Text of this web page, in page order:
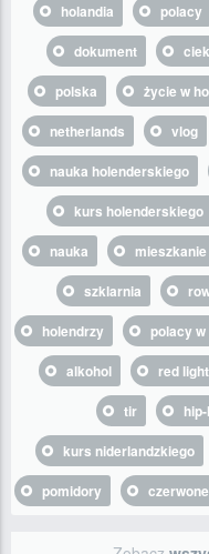
holandia polacy
dokument
polska
życie w
netherlands
vlog
nauka holenderskiego
kurs holenderskiego
nauka
mieszkanie
szklarnia
holendrzy
polacy
alkohol
red
tir
kurs niderlandzkiego
pomidory